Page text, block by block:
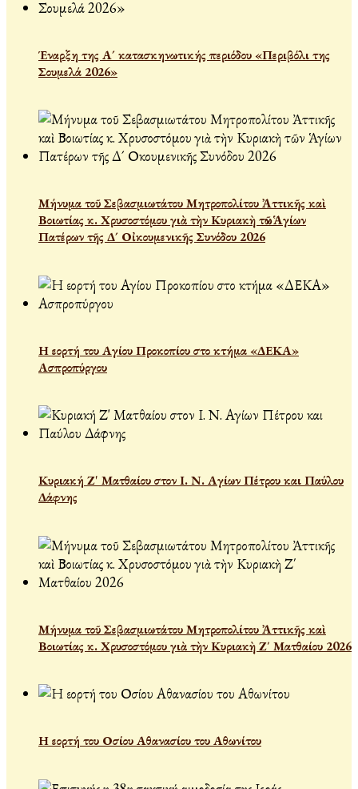
Έναρξη της Α´ κατασκηνωτικής περιόδου «Περιβόλι της
Σουμελά 2026»
Μήνυμα τοῦ Σεβασμιωτάτου Μητροπολίτου Ἀττικῆς καὶ
Βοιωτίας κ. Χρυσοστόμου γιὰ τὴν Κυριακὴ τῶν Ἁγίων
Πατέρων τῆς Δ´ Οἰκουμενικῆς Συνόδου 2026
Η εορτή του Αγίου Προκοπίου στο κτήμα «ΔΕΚΑ»
Ασπροπύργου
Κυριακή Ζ' Ματθαίου στον Ι. Ν. Αγίων Πέτρου και Παύλου
Δάφνης
Μήνυμα τοῦ Σεβασμιωτάτου Μητροπολίτου Ἀττικῆς καὶ
Βοιωτίας κ. Χρυσοστόμου γιὰ τὴν Κυριακὴ Ζ΄ Ματθαίου 2026
Η εορτή του Οσίου Αθανασίου του Αθωνίτου